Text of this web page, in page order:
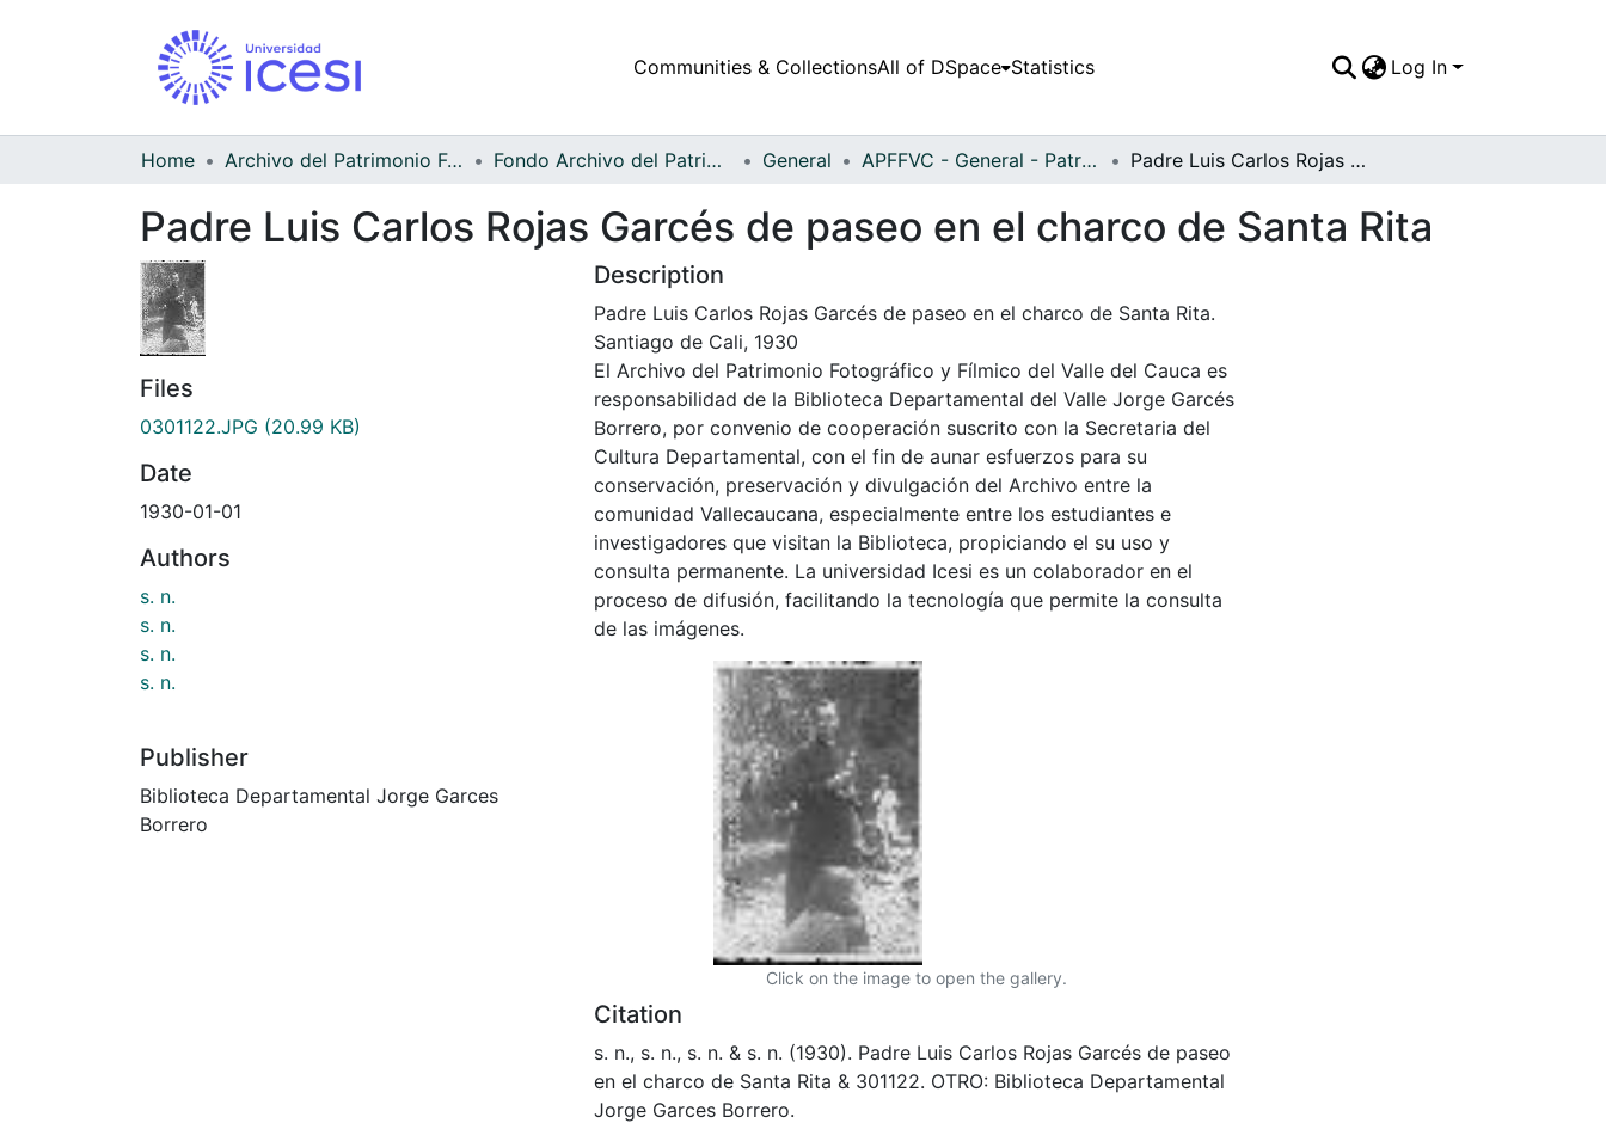
Communities & CollectionsAll of DSpace Statistics Log In
Home Archivo del Patrimonio Fotográfico y Fílmico del Valle del Cauca Fondo Archivo del Patrimonio Fotográfico y Fílmico del Valle del Cauca General APFFVC - General - Patrimonial Padre Luis Carlos Rojas Garcés de paseo en el charco de Santa Rita
Padre Luis Carlos Rojas Garcés de paseo en el charco de Santa Rita
Files
0301122.JPG (20.99 KB)
Date
1930-01-01
Authors
s. n.
s. n.
s. n.
s. n.
Publisher
Biblioteca Departamental Jorge Garces
Borrero
Description
Padre Luis Carlos Rojas Garcés de paseo en el charco de Santa Rita.
Santiago de Cali, 1930
El Archivo del Patrimonio Fotográfico y Fílmico del Valle del Cauca es
responsabilidad de la Biblioteca Departamental del Valle Jorge Garcés
Borrero, por convenio de cooperación suscrito con la Secretaria del
Cultura Departamental, con el fin de aunar esfuerzos para su
conservación, preservación y divulgación del Archivo entre la
comunidad Vallecaucana, especialmente entre los estudiantes e
investigadores que visitan la Biblioteca, propiciando el su uso y
consulta permanente. La universidad Icesi es un colaborador en el
proceso de difusión, facilitando la tecnología que permite la consulta
de las imágenes.
Click on the image to open the gallery.
Citation
s. n., s. n., s. n. & s. n. (1930). Padre Luis Carlos Rojas Garcés de paseo
en el charco de Santa Rita & 301122. OTRO: Biblioteca Departamental
Jorge Garces Borrero.